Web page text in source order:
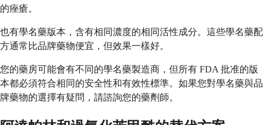
的痤瘡。
也有學名藥版本，含有相同濃度的相同活性成分。這些學名藥配
方通常比品牌藥物便宜，但效果一樣好。
您的藥房可能會有不同的學名藥製造商，但所有 FDA 批准的版
本都必須符合相同的安全性和有效性標準。如果您對學名藥與品
牌藥物的選擇有疑問，請諮詢您的藥劑師。